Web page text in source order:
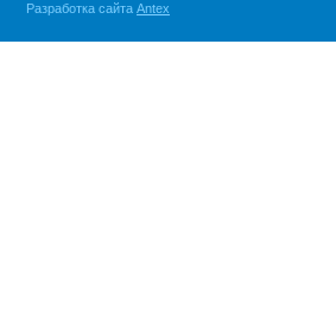
Разработка сайта Antex